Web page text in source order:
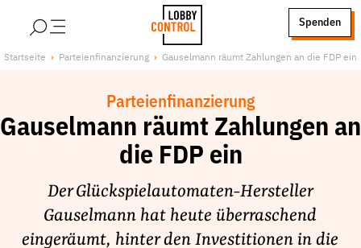
LobbyControl
Spenden
Über uns
Finanzierung
Publikationen und Material
Lobbykritische Stadtführungen
Unsere Schwerpunkte
Startseite Parteienfinanzierung Gauselmann räumt Zahlungen an die FDP ein
Parteienfinanzierung
Gauselmann räumt Zahlungen an
die FDP ein
Der Glückspielautomaten-Hersteller
Gauselmann hat heute überraschend
eingeräumt, hinter den Investitionen in die